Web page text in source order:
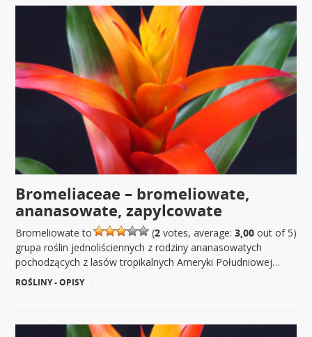
Bromeliaceae – bromeliowate,
ananasowate, zapylcowate
(2votes, average: 3,00out of 5)
Bromeliowate to
grupa roślin jednoliściennych z rodziny ananasowatych
pochodzących z lasów tropikalnych Ameryki Południowej…
ROŚLINY - OPISY